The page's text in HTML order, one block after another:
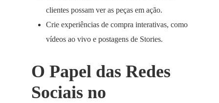
clientes possam ver as peças em ação.
Crie experiências de compra interativas, como
vídeos ao vivo e postagens de Stories.
O Papel das Redes
Sociais no